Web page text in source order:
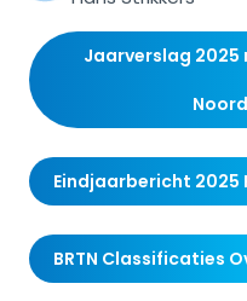
Jaarverslag 2025
Eindjaarbericht 2025
BRTN Classificaties